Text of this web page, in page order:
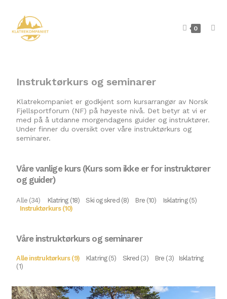
0
Instruktørkurs og seminarer
Klatrekompaniet er godkjent som kursarrangør av Norsk
Fjellsportforum (NF) på høyeste nivå. Det betyr at vi er
med på å utdanne morgendagens guider og instruktører.
Under finner du oversikt over våre instruktørkurs og
seminarer.
Våre vanlige kurs (Kurs som ikke er for instruktører
og guider)
Alle (34) Klatring (18) Ski og skred (8) Bre (10)
Isklatring (5)
Instruktørkurs (10)
Våre instruktørkurs og seminarer
Alle instruktørkurs (9) Klatring (5) Skred (3) Bre (3)
Isklatring
(1)